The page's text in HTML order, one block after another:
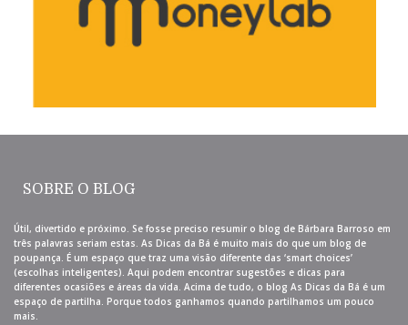
SOBRE O BLOG
Útil, divertido e próximo. Se fosse preciso resumir o blog de Bárbara Barroso em
três palavras seriam estas. As Dicas da Bá é muito mais do que um blog de
poupança. É um espaço que traz uma visão diferente das ‘smart choices’
(escolhas inteligentes). Aqui podem encontrar sugestões e dicas para
diferentes ocasiões e áreas da vida. Acima de tudo, o blog As Dicas da Bá é um
espaço de partilha. Porque todos ganhamos quando partilhamos um pouco
mais.